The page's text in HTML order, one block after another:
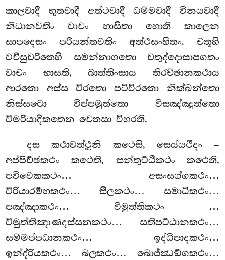
කාලවාදී භූතවාදී අත්ථවාදී ධම්මවාදී විනයවාදී
නිධානවතිං වාචං භාසිතා හොති කාලෙන
සාපදෙසං පරියන්තවතිං අත්ථසංහිතං. චතූහි
වචීසුචරිතෙහි සමන්නාගතො චතුද්දොසාපගතං
වාචං භාසති, බාත්තිංසාය තිරච්ඡානකථාය
ආරතො අස්ස විරතො පටිවිරතො නික්ඛන්තො
නිස්සටො විප්පමුත්තො විසඤ්ඤුත්තො
විමරියාදිකතෙන චෙතසා විහරති.
දස කථාවත්ථූනි කථෙසි, සෙය්යථිදං –
අප්පිච්ඡකථං කථෙති, සන්තුට්ඨීකථං කථෙති,
පවිවෙකකථං… අසංසග්ගකථං…
වීරියාරම්භකථං… සීලකථං… සමාධිකථං…
පඤ්ඤාකථං… විමුත්තිකථං
…
විමුත්තිඤාණදස්සනකථං… සතිපට්ඨානකථං…
සම්මප්පධානකථං… ඉද්ධිපාදකථං…
ඉන්ද්රියකථං… බලකථං… බොජ්ඣඞ්ගකථං…